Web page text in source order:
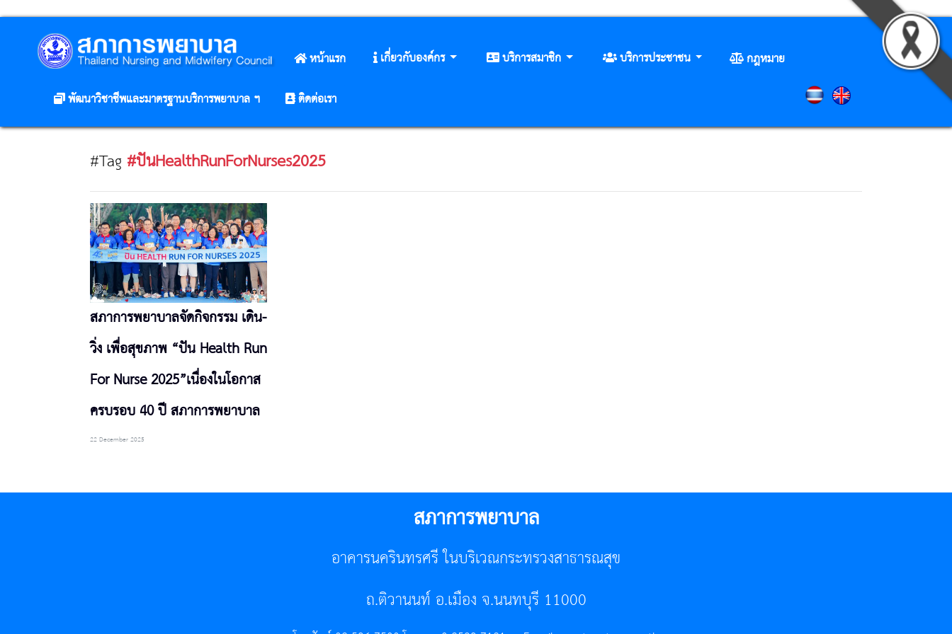
หน้าแรก เกี่ยวกับองค์กร บริการสมาชิก บริการประชาชน
กฎหมาย
พัฒนาวิชาชีพและมาตรฐานบริการพยาบาล ฯ
ติดต่อเรา
#Tag #ปันHealthRunForNurses2025
สภาการพยาบาลจัดกิจกรรม เดิน-
วิ่ง เพื่อสุขภาพ “ปัน Health Run
For Nurse 2025”เนื่องในโอกาส
ครบรอบ 40 ปี สภาการพยาบาล
22 December 2025
สภาการพยาบาล
อาคารนครินทรศรี ในบริเวณกระทรวงสาธารณสุข
ถ.ติวานนท์ อ.เมือง จ.นนทบุรี 11000